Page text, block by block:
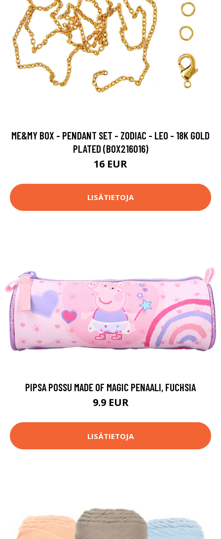
ME&MY BOX - PENDANT SET - ZODIAC - LEO - 18K GOLD
PLATED (BOX216016)
16 EUR
LISÄTIETOJA
PIPSA POSSU MADE OF MAGIC PENAALI, FUCHSIA
9.9 EUR
LISÄTIETOJA